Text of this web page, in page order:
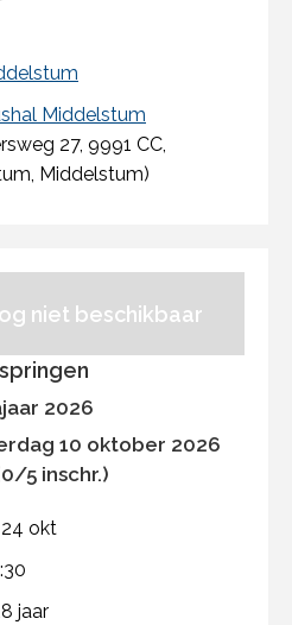
Middelstum
27, 9991 CC,
Middelstum)
niet beschikbaar
2026
10 oktober 2026
5 inschr.)
okt
jaar